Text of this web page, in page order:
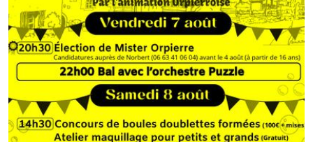
RECHERCHER
FR
IT